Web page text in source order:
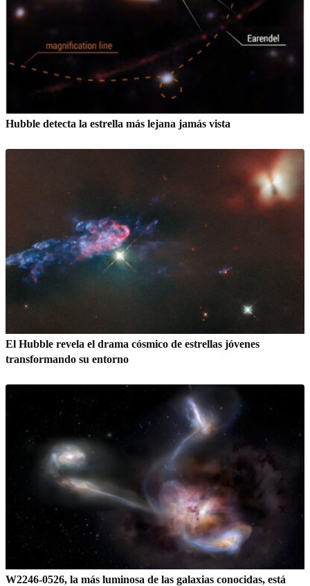
Hubble detecta la estrella más lejana jamás vista
El Hubble revela el drama cósmico de estrellas jóvenes
transformando su entorno
W2246-0526, la más luminosa de las galaxias conocidas, está